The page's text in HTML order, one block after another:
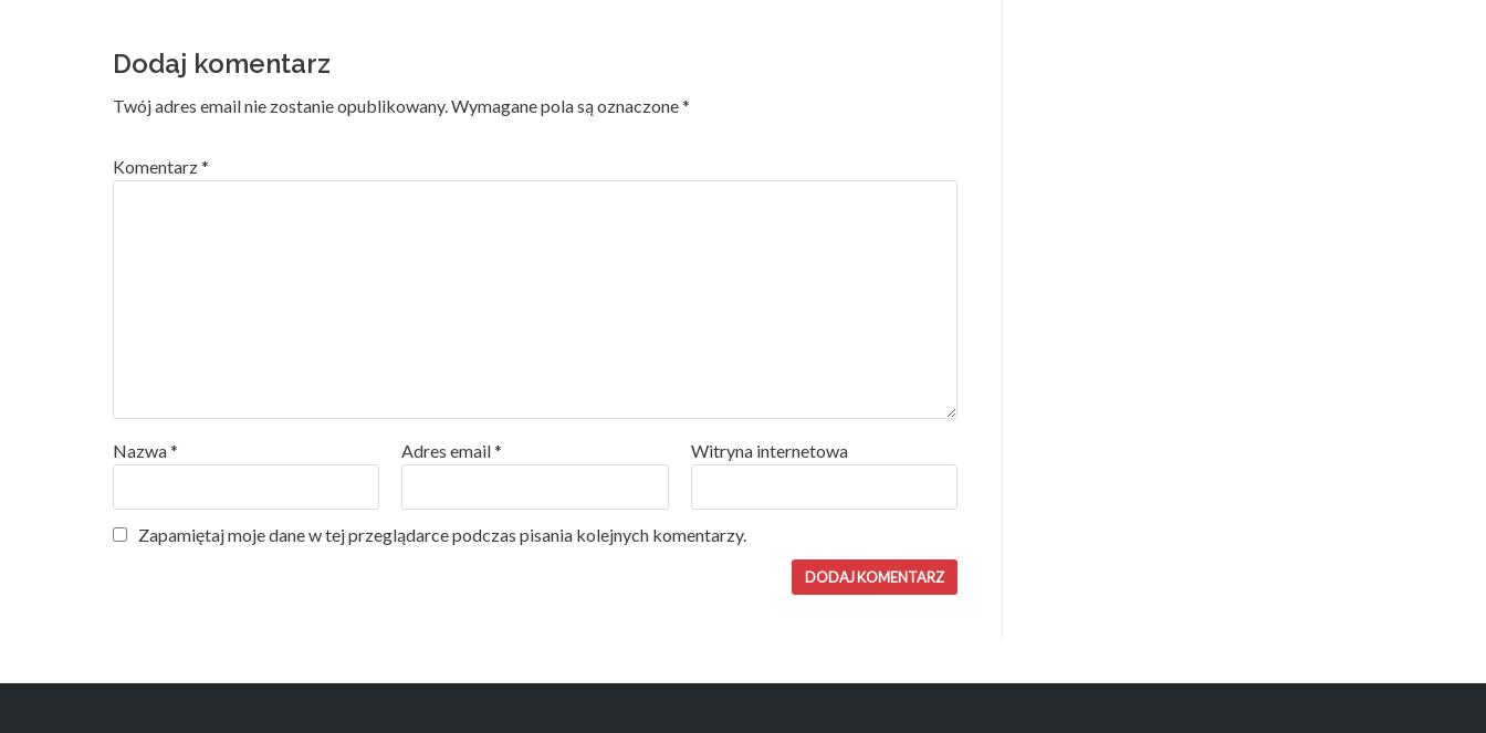
Dodaj komentarz
Twój adres email nie zostanie opublikowany.Wymagane pola są oznaczone*
Komentarz*
Nazwa* Adres email* Witryna internetowa
Zapamiętaj moje dane w tej przeglądarce podczas pisania kolejnych komentarzy.